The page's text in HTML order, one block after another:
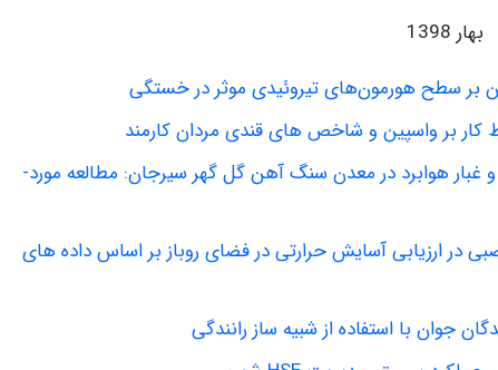
بهار 1398
بر سطح هورمون‌های تیروئیدی موثر در خستگی
بر واسپین و شاخص های قندی مردان کارمند
و غبار هوابرد در معدن سنگ آهن گل گهر سیرجان: مطالعه مورد-
در ارزیابی آسایش حرارتی در فضای روباز بر اساس داده های
جوان با استفاده از شبیه ساز رانندگی